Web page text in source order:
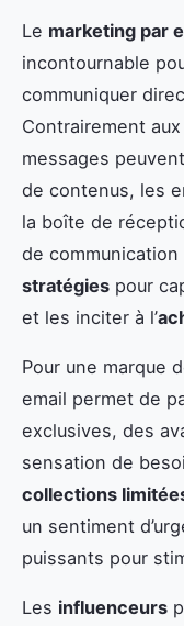
Le marketing par
incontournable
communiquer
Contrairement
messages
de contenus, les
la boîte de
de
stratégies pour
et les inciter à l’
Pour une marque
email permet de
exclusives, des
sensation de
collections
un sentiment
puissants pour
Les influenceurs